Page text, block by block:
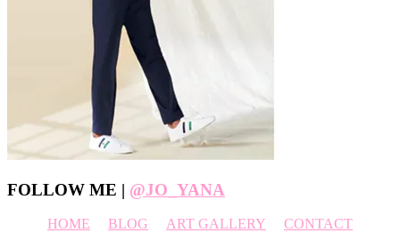
Footer
FOLLOW ME | @JO_YANA
HOME BLOG ART GALLERY
CONTACT